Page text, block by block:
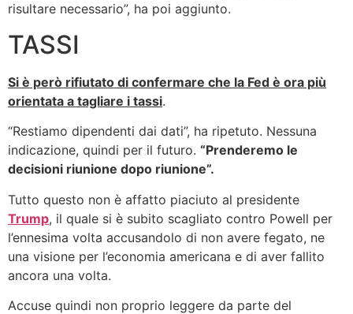
risultare necessario”, ha poi aggiunto.
TASSI
Si è però rifiutato di confermare che la Fed è ora più
orientata a tagliare i tassi.
“Restiamo dipendenti dai dati”, ha ripetuto. Nessuna
indicazione, quindi per il futuro. “Prenderemo le
decisioni riunione dopo riunione”.
Tutto questo non è affatto piaciuto al presidente
Trump, il quale si è subito scagliato contro Powell per
l’ennesima volta accusandolo di non avere fegato, ne
una visione per l’economia americana e di aver fallito
ancora una volta.
Accuse quindi non proprio leggere da parte del